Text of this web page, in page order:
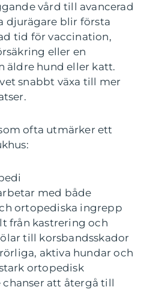
vård till avancerad
djurägare blir första
tid för vaccination,
eller en
äldre hund eller katt.
snabbt växa till mer
ofta utmärker ett
med både
ortopediska ingrepp
från kastrering och
till korsbandsskador
aktiva hundar och
ortopedisk
att återgå till